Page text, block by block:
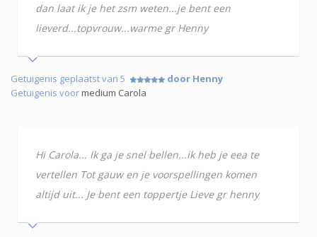
dan laat ik je het zsm weten...je bent een
lieverd...topvrouw...warme gr Henny
Getuigenis geplaatst van 5
door Henny
Getuigenis voormedium Carola
Hi Carola... Ik ga je snel bellen...ik heb je eea te
vertellen Tot gauw en je voorspellingen komen
altijd uit... Je bent een toppertje Lieve gr henny